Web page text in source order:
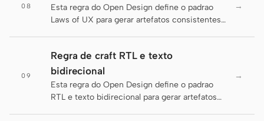
Mistral Vibe CLI
Qoder CLI
CASOS DE USO
Protótipo Painel
08
Esta regra do Open Design define o padrao
Laws of UX para gerar artefatos consistentes,
→
09
Regra de craft RTL e texto
bidirecional
Esta regra do Open Design define o padrao
RTL e texto bidirecional para gerar artefatos
→